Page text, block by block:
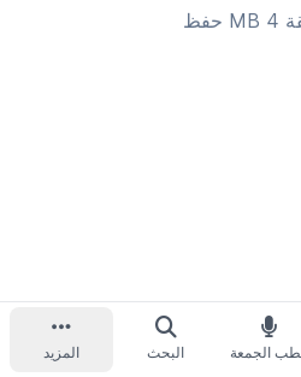
حفظ
الجمعة البحث المزيد